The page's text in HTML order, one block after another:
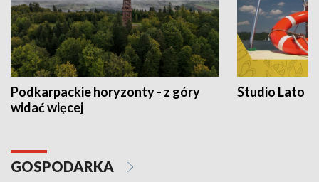
Podkarpackie horyzonty - z góry
widać więcej
Studio Lato
GOSPODARKA